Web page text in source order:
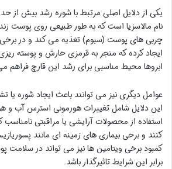
یکی از دلایل اصلی مرتبط با شوره رشد بیش از
نام مالاسزیا است که به طور طبیعی روی پوست
چربی های پوست (سبوم) تغذیه می کند و در برخی
ایجاد کرده که منجر به قرمزی خارش و پوسته
ابروها محیط مناسبی برای رشد این قارچ فراهم
عوامل دیگری نیز می توانند باعث ایجاد شوره یا
این دلایل شامل تغییرات هورمونی استرس آب
استفاده از محصولات آرایشی یا مراقبتی
کنند و برخی بیماری های زمینه ای مانند
کمبود برخی ویتامین ها نیز می تواند در
برابر این شرایط تاثیرگذار باشد.